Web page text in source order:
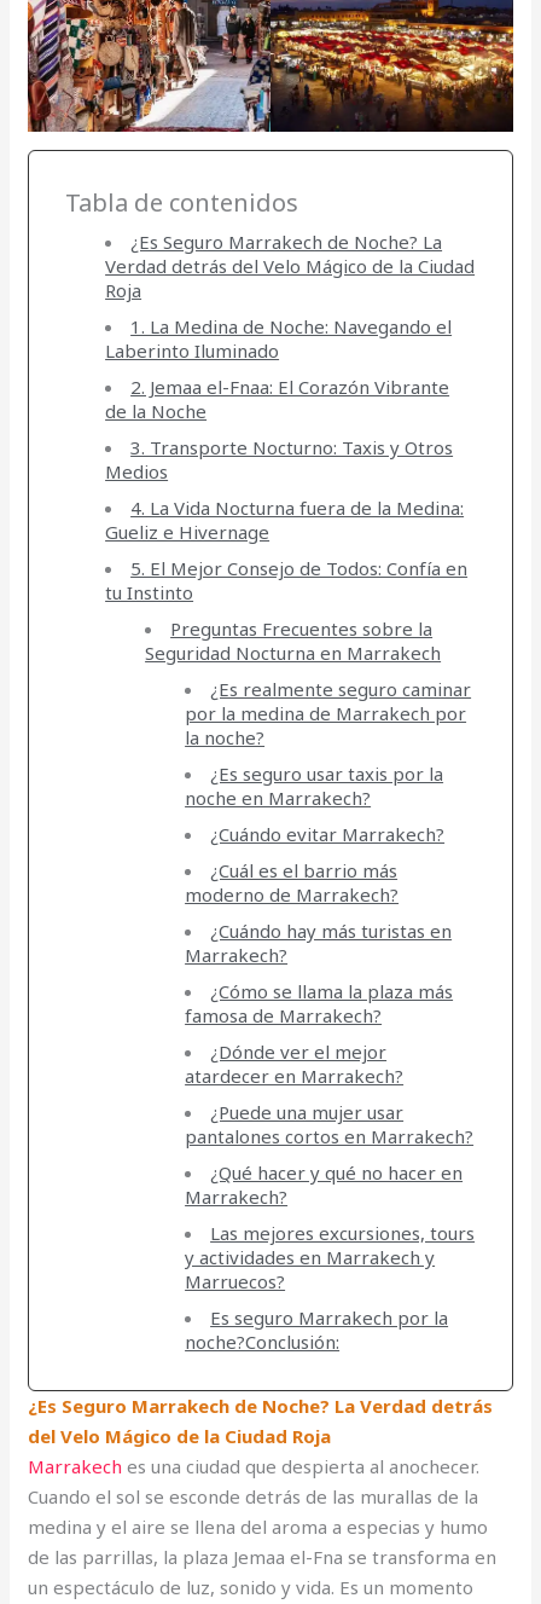
Tabla de contenidos
¿Es Seguro Marrakech de Noche? La
Verdad detrás del Velo Mágico de la Ciudad
Roja
1. La Medina de Noche: Navegando el
Laberinto Iluminado
2. Jemaa el-Fnaa: El Corazón Vibrante
de la Noche
3. Transporte Nocturno: Taxis y Otros
Medios
4. La Vida Nocturna fuera de la Medina:
Gueliz e Hivernage
5. El Mejor Consejo de Todos: Confía en
tu Instinto
Preguntas Frecuentes sobre la
Seguridad Nocturna en Marrakech
¿Es realmente seguro caminar
por la medina de Marrakech por
la noche?
¿Es seguro usar taxis por la
noche en Marrakech?
¿Cuándo evitar Marrakech?
¿Cuál es el barrio más
moderno de Marrakech?
¿Cuándo hay más turistas en
Marrakech?
¿Cómo se llama la plaza más
famosa de Marrakech?
¿Dónde ver el mejor
atardecer en Marrakech?
¿Puede una mujer usar
pantalones cortos en Marrakech?
¿Qué hacer y qué no hacer en
Marrakech?
Las mejores excursiones, tours
y actividades en Marrakech y
Marruecos?
Es seguro Marrakech por la
noche?Conclusión:
¿Es Seguro Marrakech de Noche? La Verdad detrás
del Velo Mágico de la Ciudad Roja
Marrakeches una ciudad que despierta al anochecer.
Cuando el sol se esconde detrás de las murallas de la
medina y el aire se llena del aroma a especias y humo
de las parrillas, la plaza Jemaa el-Fna se transforma en
un espectáculo de luz, sonido y vida. Es un momento